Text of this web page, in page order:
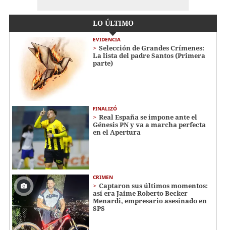
LO ÚLTIMO
EVIDENCIA
Selección de Grandes Crímenes:
La lista del padre Santos (Primera
parte)
FINALIZÓ
Real España se impone ante el
Génesis PN y va a marcha perfecta
en el Apertura
CRIMEN
Captaron sus últimos momentos:
así era Jaime Roberto Becker
Menardi​​​, empresario asesinado en
SPS